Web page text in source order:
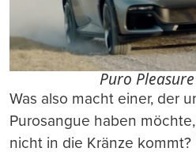
Puro
Was also macht einer, der
Purosangue haben
nicht in die Kränze kommt?